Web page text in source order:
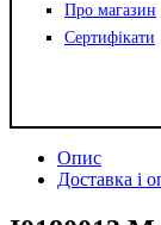
Про магазин
Сертифікати
Опис
Доставка і